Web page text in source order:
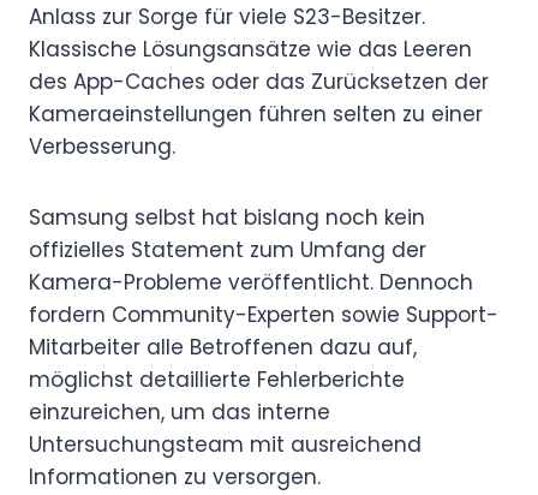
Anlass zur Sorge für viele S23-Besitzer.
Klassische Lösungsansätze wie das Leeren
des App-Caches oder das Zurücksetzen der
Kameraeinstellungen führen selten zu einer
Verbesserung.
Samsung selbst hat bislang noch kein
offizielles Statement zum Umfang der
Kamera-Probleme veröffentlicht. Dennoch
fordern Community-Experten sowie Support-
Mitarbeiter alle Betroffenen dazu auf,
möglichst detaillierte Fehlerberichte
einzureichen, um das interne
Untersuchungsteam mit ausreichend
Informationen zu versorgen.